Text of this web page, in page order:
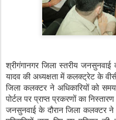
श्रीगंगानगर जिला स्तरीय
यादव की अध्यक्षता में कलक्ट्रेट के
जिला कलक्टर ने अधिकारियों को
पोर्टल पर प्राप्त प्रकरणों का
जनसुनवाई के दौरान जिला कलक्टर